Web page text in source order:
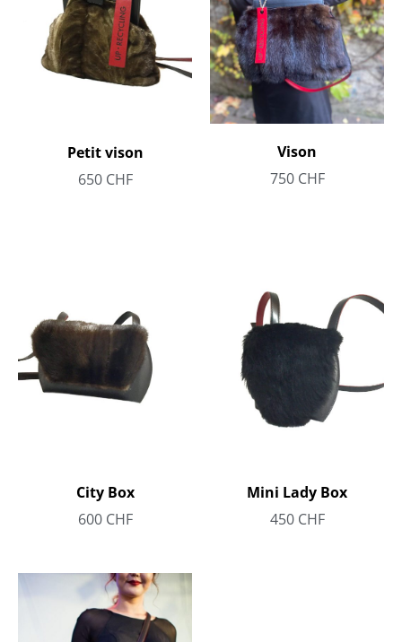
Petit vison
650 CHF
Vison
750 CHF
City Box
600 CHF
Mini Lady Box
450 CHF